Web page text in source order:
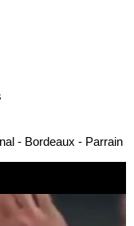
- Bordeaux - Parrain